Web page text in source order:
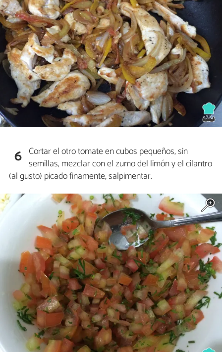
6 Cortar el otro tomate en cubos pequeños, sin
semillas, mezclar con el zumo del limón y el cilantro
(al gusto) picado finamente, salpimentar.